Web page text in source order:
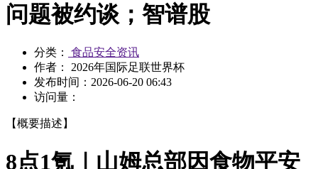
问题被约谈；智谱股
分类：
食品安全资讯
作者： 2026年国际足联世界杯
发布时间： 2026-06-20 06:43
访问量：
【概要描述】
8点1氪｜山姆总部因食物平安